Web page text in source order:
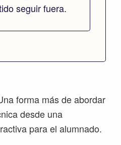
seguir fuera.
forma más de abordar
desde una
para el alumnado.